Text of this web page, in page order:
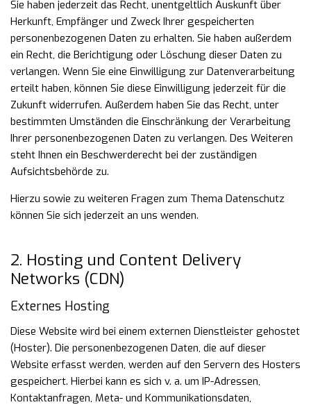
Sie haben jederzeit das Recht, unentgeltlich Auskunft über
Herkunft, Empfänger und Zweck Ihrer gespeicherten
personenbezogenen Daten zu erhalten. Sie haben außerdem
ein Recht, die Berichtigung oder Löschung dieser Daten zu
verlangen. Wenn Sie eine Einwilligung zur Datenverarbeitung
erteilt haben, können Sie diese Einwilligung jederzeit für die
Zukunft widerrufen. Außerdem haben Sie das Recht, unter
bestimmten Umständen die Einschränkung der Verarbeitung
Ihrer personenbezogenen Daten zu verlangen. Des Weiteren
steht Ihnen ein Beschwerderecht bei der zuständigen
Aufsichtsbehörde zu.
Hierzu sowie zu weiteren Fragen zum Thema Datenschutz
können Sie sich jederzeit an uns wenden.
2. Hosting und Content Delivery
Networks (CDN)
Externes Hosting
Diese Website wird bei einem externen Dienstleister gehostet
(Hoster). Die personenbezogenen Daten, die auf dieser
Website erfasst werden, werden auf den Servern des Hosters
gespeichert. Hierbei kann es sich v. a. um IP-Adressen,
Kontaktanfragen, Meta- und Kommunikationsdaten,